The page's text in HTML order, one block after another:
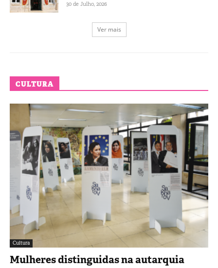
30 de Julho, 2026
Ver mais
CULTURA
Cultura
Mulheres distinguidas na autarquia